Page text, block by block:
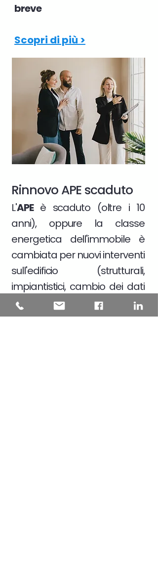
breve
Scopri di più >
Rinnovo APE scaduto
L'APEè scaduto (oltre i 10
anni), oppure la classe
energetica dell'immobile è
cambiata per nuovi interventi
sull'edificio (strutturali,
impiantistici, cambio dei dati
catastali)